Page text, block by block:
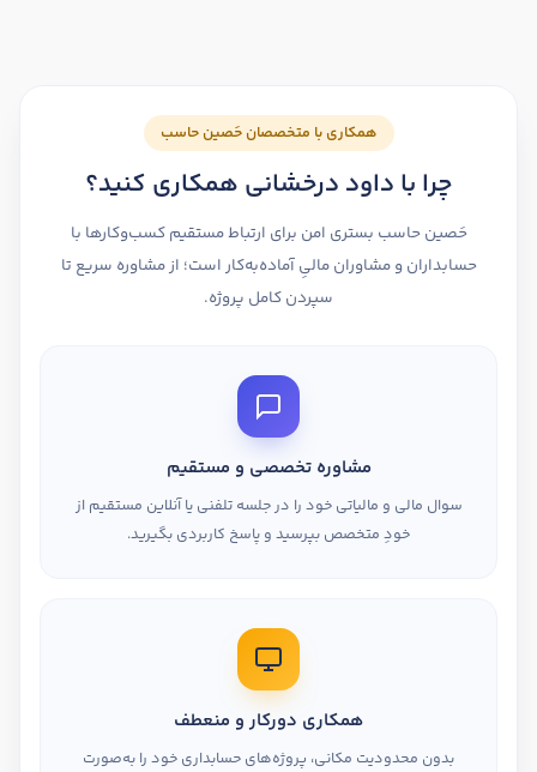
همکاری با متخصصان حَصین حاسب
چرا با داود درخشانی همکاری کنید؟
حَصین حاسب بستری امن برای ارتباط مستقیم کسب‌وکارها با
حسابداران و مشاوران مالیِ آماده‌به‌کار است؛ از مشاوره سریع تا
سپردن کامل پروژه.
مشاوره تخصصی و مستقیم
سوال مالی و مالیاتی خود را در جلسه تلفنی یا آنلاین مستقیم از
خودِ متخصص بپرسید و پاسخ کاربردی بگیرید.
همکاری دورکار و منعطف
بدون محدودیت مکانی، پروژه‌های حسابداری خود را به‌صورت